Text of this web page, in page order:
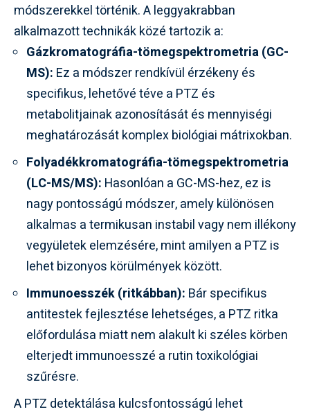
módszerekkel történik. A leggyakrabban
alkalmazott technikák közé tartozik a:
Gázkromatográfia-tömegspektrometria (GC-
MS): Ez a módszer rendkívül érzékeny és
specifikus, lehetővé téve a PTZ és
metabolitjainak azonosítását és mennyiségi
meghatározását komplex biológiai mátrixokban.
Folyadékkromatográfia-tömegspektrometria
(LC-MS/MS): Hasonlóan a GC-MS-hez, ez is
nagy pontosságú módszer, amely különösen
alkalmas a termikusan instabil vagy nem illékony
vegyületek elemzésére, mint amilyen a PTZ is
lehet bizonyos körülmények között.
Immunoesszék (ritkábban): Bár specifikus
antitestek fejlesztése lehetséges, a PTZ ritka
előfordulása miatt nem alakult ki széles körben
elterjedt immunoesszé a rutin toxikológiai
szűrésre.
A PTZ detektálása kulcsfontosságú lehet